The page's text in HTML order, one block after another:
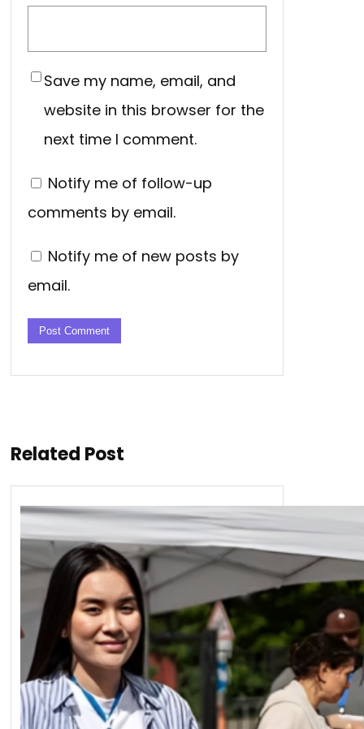
Save my name, email, and
website in this browser for the
next time I comment.
Notify me of follow-up
comments by email.
Notify me of new posts by
email.
Related Post